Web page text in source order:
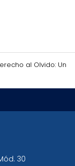
al Olvido: Un
30